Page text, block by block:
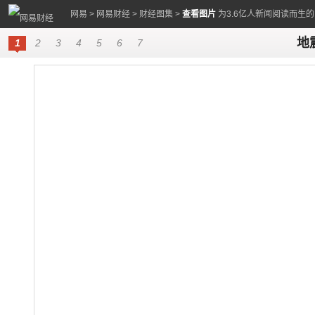
网易 > 网易财经 > 财经图集 > 查看图片 为3.6亿人新闻阅读而生
1 2 3 4 5 6 7 地